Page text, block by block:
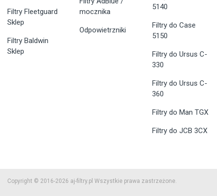
Filtry Fleetguard
Sklep
Filtry Baldwin
Sklep
mocznika
Odpowietrzniki
5140
Filtry do Case
5150
Filtry do Ursus C-
330
Filtry do Ursus C-
360
Filtry do Man TGX
Filtry do JCB 3CX
Copyright © 2016-2026 aj-filtry.pl Wszystkie prawa zastrzeżone.